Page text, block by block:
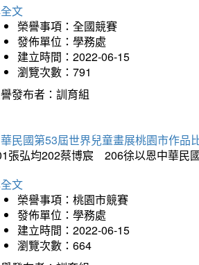
文
榮譽事項：全國競賽
發佈單位：學務處
建立時間：2022-06-15
瀏覽次數：791
發布者：訓育組
民國第53屆世界兒童畫展桃園市作品
張弘均202蔡博宸 206徐以恩中華民
文
榮譽事項：桃園市競賽
發佈單位：學務處
建立時間：2022-06-15
瀏覽次數：664